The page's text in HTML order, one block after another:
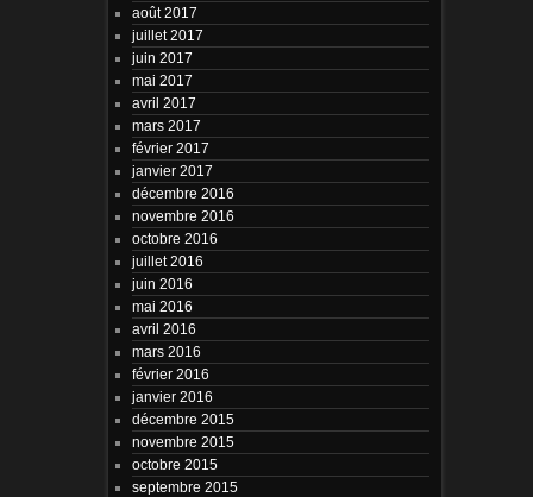
août 2017
juillet 2017
juin 2017
mai 2017
avril 2017
mars 2017
février 2017
janvier 2017
décembre 2016
novembre 2016
octobre 2016
juillet 2016
juin 2016
mai 2016
avril 2016
mars 2016
février 2016
janvier 2016
décembre 2015
novembre 2015
octobre 2015
septembre 2015